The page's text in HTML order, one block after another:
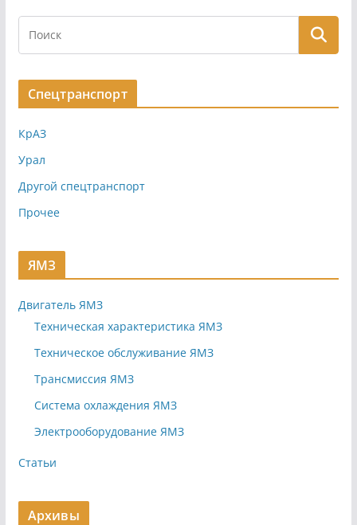
Спецтранспорт
КрАЗ
Урал
Другой спецтранспорт
Прочее
ЯМЗ
Двигатель ЯМЗ
Техническая характеристика ЯМЗ
Техническое обслуживание ЯМЗ
Трансмиссия ЯМЗ
Система охлаждения ЯМЗ
Электрооборудование ЯМЗ
Статьи
Архивы